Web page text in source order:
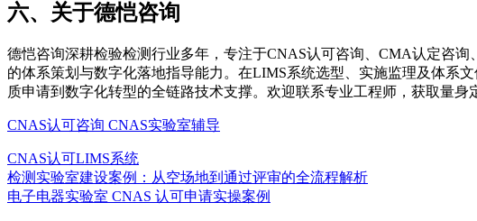
六、关于德恺咨询
德恺咨询深耕检验检测行业多年，专注于CNAS认可咨询、CMA认定咨
的体系策划与数字化落地指导能力。在LIMS系统选型、实施监理及体系
质申请到数字化转型的全链路技术支撑。欢迎联系专业工程师，获取量身
CNAS认可咨询 CNAS实验室辅导
CNAS认可LIMS系统
检测实验室建设案例：从空场地到通过评审的全流程解析
电子电器实验室 CNAS 认可申请实操案例